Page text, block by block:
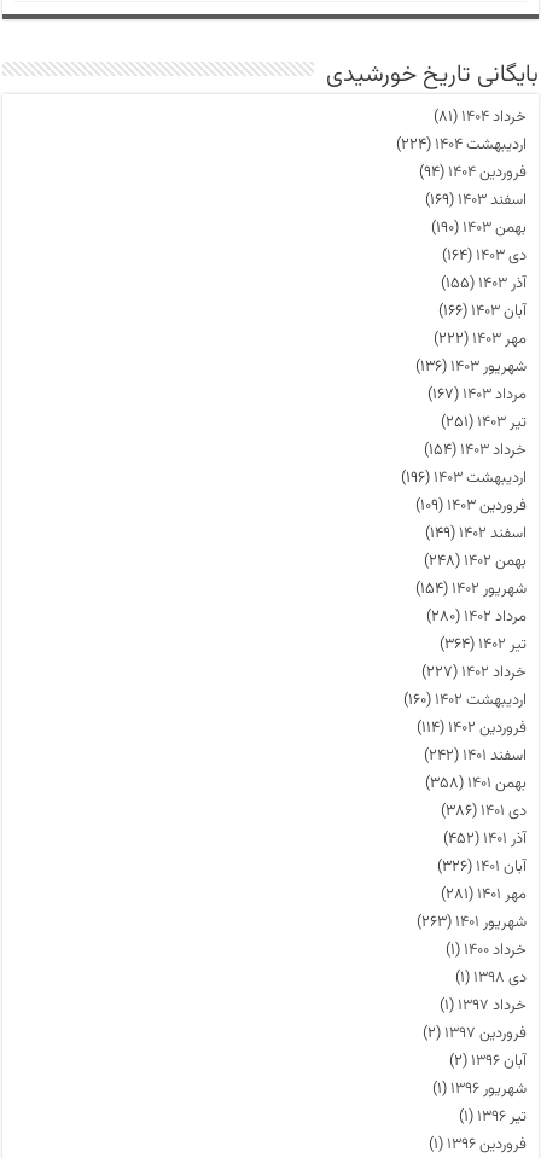
بایگانی تاریخ خورشیدی
خرداد ۱۴۰۴
(۸۱)
اردیبهشت ۱۴۰۴
(۲۲۴)
فروردین ۱۴۰۴
(۹۴)
اسفند ۱۴۰۳
(۱۶۹)
بهمن ۱۴۰۳
(۱۹۰)
دی ۱۴۰۳
(۱۶۴)
آذر ۱۴۰۳
(۱۵۵)
آبان ۱۴۰۳
(۱۶۶)
مهر ۱۴۰۳
(۲۲۲)
شهریور ۱۴۰۳
(۱۳۶)
مرداد ۱۴۰۳
(۱۶۷)
تیر ۱۴۰۳
(۲۵۱)
خرداد ۱۴۰۳
(۱۵۴)
اردیبهشت ۱۴۰۳
(۱۹۶)
فروردین ۱۴۰۳
(۱۰۹)
اسفند ۱۴۰۲
(۱۴۹)
بهمن ۱۴۰۲
(۲۴۸)
شهریور ۱۴۰۲
(۱۵۴)
مرداد ۱۴۰۲
(۲۸۰)
تیر ۱۴۰۲
(۳۶۴)
خرداد ۱۴۰۲
(۲۲۷)
اردیبهشت ۱۴۰۲
(۱۶۰)
فروردین ۱۴۰۲
(۱۱۴)
اسفند ۱۴۰۱
(۲۴۲)
بهمن ۱۴۰۱
(۳۵۸)
دی ۱۴۰۱
(۳۸۶)
آذر ۱۴۰۱
(۴۵۲)
آبان ۱۴۰۱
(۳۲۶)
مهر ۱۴۰۱
(۲۸۱)
شهریور ۱۴۰۱
(۲۶۳)
خرداد ۱۴۰۰
(۱)
دی ۱۳۹۸
(۱)
خرداد ۱۳۹۷
(۱)
فروردین ۱۳۹۷
(۲)
آبان ۱۳۹۶
(۲)
شهریور ۱۳۹۶
(۱)
تیر ۱۳۹۶
(۱)
فروردین ۱۳۹۶
(۱)